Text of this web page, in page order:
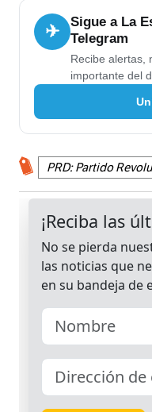
✈
Sigue a La
Telegram
Recibe alertas,
importante del
PRD: Partido